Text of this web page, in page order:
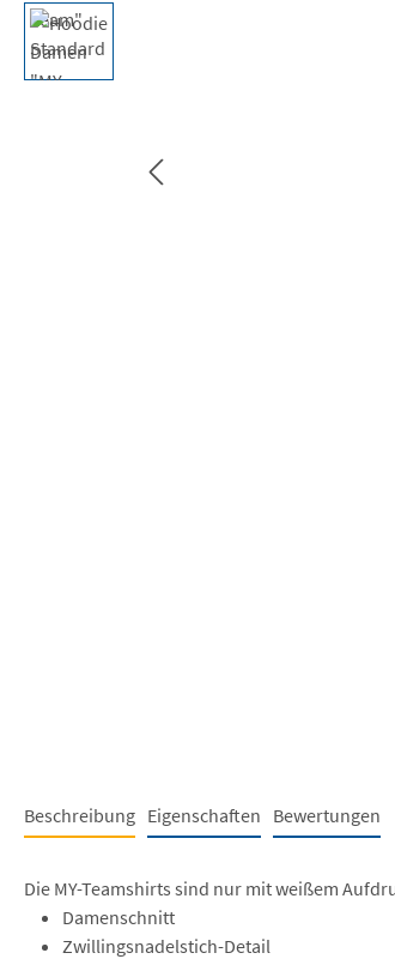
Beschreibung Eigenschaften Bewertungen
Die MY-Teamshirts sind nur mit weißem
Damenschnitt
Zwillingsnadelstich-Detail